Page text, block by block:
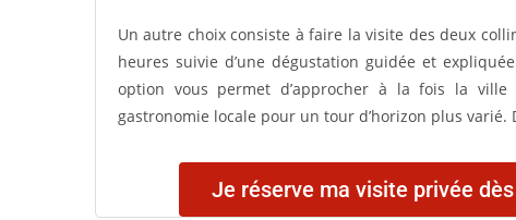
Un autre choix consiste à faire la visite des deux
heures suivie d’une dégustation guidée et
option vous permet d’approcher à la fois la ville
gastronomie locale pour un tour d’horizon plus varié.
Je réserve ma visite privée